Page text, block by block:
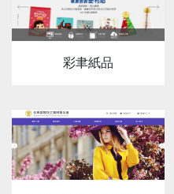
彩聿紙品